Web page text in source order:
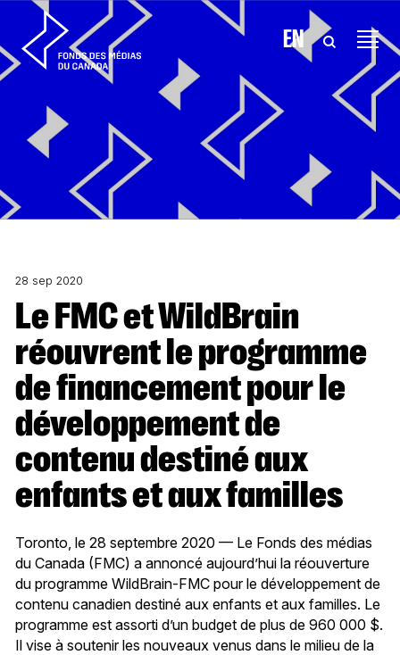
Aller au contenu EN
28 sep 2020
Le FMC et WildBrain
réouvrent le programme
de financement pour le
développement de
contenu destiné aux
enfants et aux familles
Toronto, le 28 septembre 2020 — Le Fonds des médias
du Canada (FMC) a annoncé aujourd’hui la réouverture
du programme WildBrain-FMC pour le développement de
contenu canadien destiné aux enfants et aux familles. Le
programme est assorti d’un budget de plus de 960 000 $.
Il vise à soutenir les nouveaux venus dans le milieu de la